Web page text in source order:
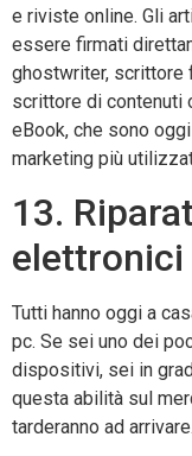
e riviste online. Gli
essere firmati
ghostwriter, scrittore
scrittore di contenuti
eBook, che sono
marketing più
13.
elettronici
Tutti hanno oggi a
pc. Se sei uno dei
dispositivi, sei in
questa abilità sul
tarderanno ad arrivare.